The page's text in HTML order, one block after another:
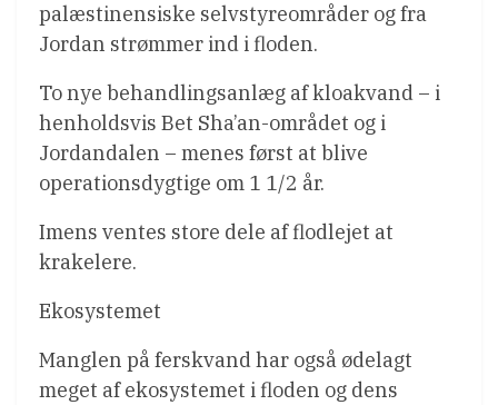
palæstinensiske selvstyreområder og fra
Jordan strømmer ind i floden.
To nye behandlingsanlæg af kloakvand – i
henholdsvis Bet Sha’an-området og i
Jordandalen – menes først at blive
operationsdygtige om 1 1/2 år.
Imens ventes store dele af flodlejet at
krakelere.
Ekosystemet
Manglen på ferskvand har også ødelagt
meget af ekosystemet i floden og dens